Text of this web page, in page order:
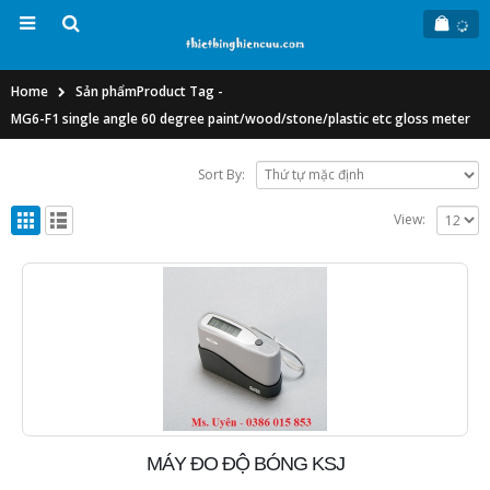
Home Sản phẩmProduct Tag -
MG6-F1 single angle 60 degree paint/wood/stone/plastic etc gloss meter
Sort By:
View:
MÁY ĐO ĐỘ BÓNG KSJ